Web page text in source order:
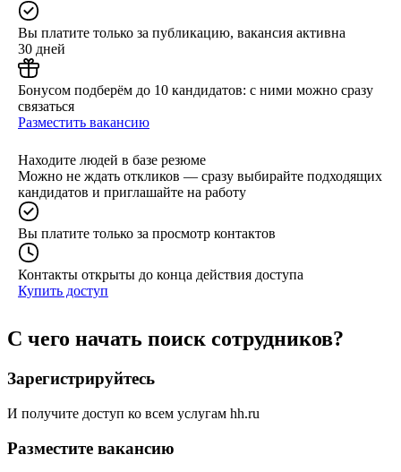
Вы платите только за публикацию, вакансия активна
30 дней
Бонусом подберём до 10 кандидатов: с ними можно сразу
связаться
Разместить вакансию
Находите людей в базе резюме
Можно не ждать откликов — сразу выбирайте подходящих
кандидатов и приглашайте на работу
Вы платите только за просмотр контактов
Контакты открыты до конца действия доступа
Купить доступ
С чего начать поиск сотрудников?
Зарегистрируйтесь
И получите доступ ко всем услугам hh.ru
Разместите вакансию